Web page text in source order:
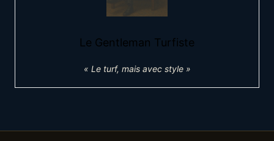
Le Gentleman Turfiste
« Le turf, mais avec style »